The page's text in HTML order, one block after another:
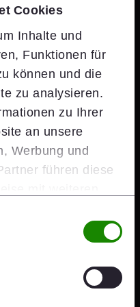
Cookies
Inhalte und
Funktionen für
können und die
zu analysieren.
zu Ihrer
an unsere
Werbung und
führen diese
Ihrer Nutzung
nur die
Lösung, wenn
des